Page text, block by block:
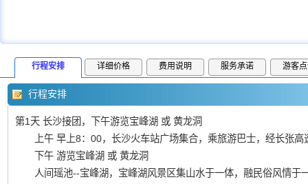
行程安排 详细价格 费用说明 服务承诺 游客
行程安排
第1天 长沙接团，下午游览宝峰湖 或 黄龙洞
上午 早上8：00，长沙火车站广场集合，乘旅游巴士，经长张高
下午 游览宝峰湖 或 黄龙洞
人间瑶池--宝峰湖，宝峰湖风景区集山水于一体，融民俗风情于